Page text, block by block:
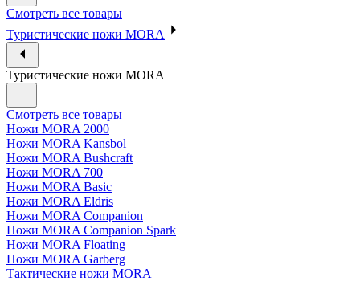
Смотреть все товары
Туристические ножи MORA
Туристические ножи MORA
Смотреть все товары
Ножи MORA 2000
Ножи MORA Kansbol
Ножи MORA Bushcraft
Ножи MORA 700
Ножи MORA Basic
Ножи MORA Eldris
Ножи MORA Companion
Ножи MORA Companion Spark
Ножи MORA Floating
Ножи MORA Garberg
Тактические ножи MORA